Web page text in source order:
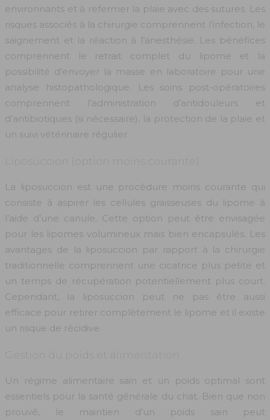
environnants et à refermer la plaie avec des sutures. Les
risques associés à la chirurgie comprennent l’infection, le
saignement et la réaction à l’anesthésie. Les bénéfices
comprennent le retrait complet du lipome et la
possibilité d’envoyer la masse en laboratoire pour une
analyse histopathologique. Les soins post-opératoires
comprennent l’administration d’antidouleurs et
d’antibiotiques (si nécessaire), la protection de la plaie et
un suivi vétérinaire régulier.
Liposuccion (option moins courante)
La liposuccion est une procédure moins courante qui
consiste à aspirer les cellules graisseuses du lipome à
l’aide d’une canule. Cette option peut être envisagée
pour les lipomes volumineux mais bien encapsulés. Les
avantages de la liposuccion par rapport à la chirurgie
traditionnelle comprennent une cicatrice plus petite et
un temps de récupération potentiellement plus court.
Cependant, la liposuccion peut ne pas être aussi
efficace pour retirer complètement le lipome et il existe
un risque de récidive.
Gestion du poids et alimentation
Un régime alimentaire sain et un poids optimal sont
essentiels pour la santé générale du chat. Bien que non
prouvé, le maintien d’un poids sain peut